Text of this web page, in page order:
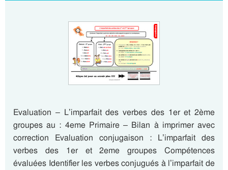
Evaluation – L’imparfait des verbes des 1er et 2ème
groupes au : 4eme Primaire – Bilan à imprimer avec
correction Evaluation conjugaison : L’imparfait des
verbes des 1er et 2eme groupes Compétences
évaluées Identifier les verbes conjugués à l’imparfait de